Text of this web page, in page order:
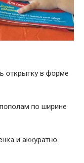
открытку в форме
по ширине
и аккуратно